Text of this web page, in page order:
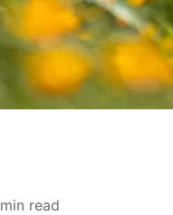
min read